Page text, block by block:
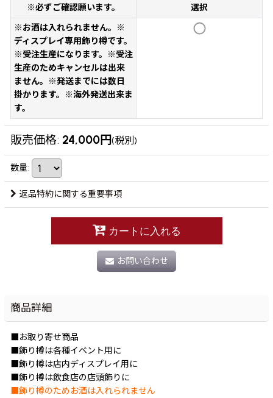
※必ずご確認願います。
選択
※お酒は入れられません。※
ディスプレイ専用飾り樽です。
※受注生産になります。※受注
生産のためキャンセルは出来
ません。※発送までには数日
掛かります。※海外発送出来ま
す。
販売価格: 24,000円(税別)
数量:
返品特約に関する重要事項
カートに入れる
お問い合わせ
商品詳細
■お取り寄せ商品
■飾り樽は各種イベント用に
■飾り樽は店内ディスプレイ用に
■飾り樽は飲食店の店頭飾りに
■飾り樽のためお酒は入れられません